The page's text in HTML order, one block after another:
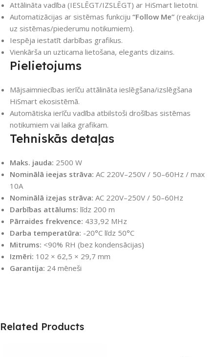
Attālināta vadība (IESLĒGT/IZSLĒGT) ar HiSmart lietotni.
Automatizācijas ar sistēmas funkciju “Follow Me” (reakcija
uz sistēmas/piederumu notikumiem).
Iespēja iestatīt darbības grafikus.
Vienkārša un uzticama lietošana, elegants dizains.
Pielietojums
Mājsaimniecības ierīču attālināta ieslēgšana/izslēgšana
HiSmart ekosistēmā.
Automātiska ierīču vadība atbilstoši drošības sistēmas
notikumiem vai laika grafikam.
Tehniskās detaļas
Maks. jauda: 2500 W
Nominālā ieejas strāva: AC 220V–250V / 50–60Hz / max
10A
Nominālā izejas strāva: AC 220V–250V / 50–60Hz
Darbības attālums: līdz 200 m
Pārraides frekvence: 433,92 MHz
Darba temperatūra: -20°C līdz 50°C
Mitrums: <90% RH (bez kondensācijas)
Izmēri: 102 × 62,5 × 29,7 mm
Garantija: 24 mēneši
Related Products